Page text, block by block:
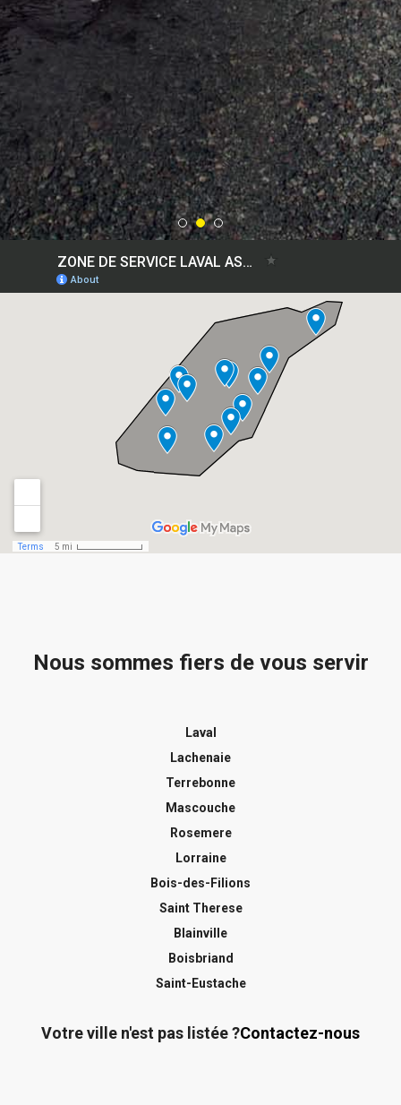
Nous sommes fiers de vous servir
Laval
Lachenaie
Terrebonne
Mascouche
Rosemere
Lorraine
Bois-des-Filions
Saint Therese
Blainville
Boisbriand
Saint-Eustache
Votre ville n'est pas listée ?Contactez-nous